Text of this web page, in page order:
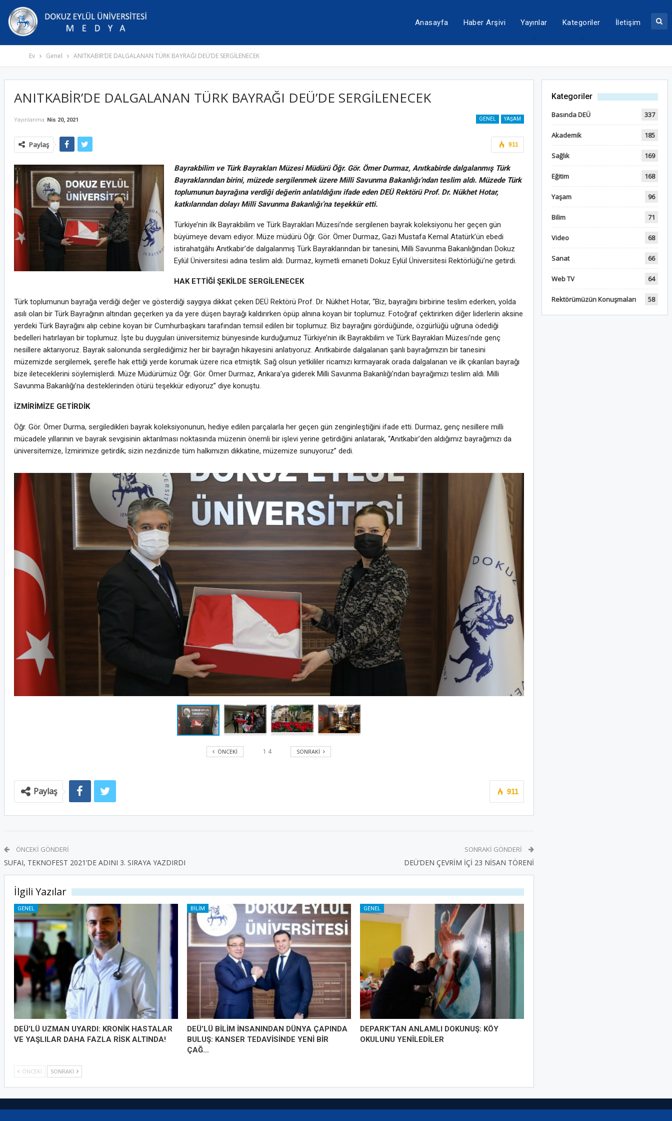
Anasayfa Haber Arşivi Yayınlar Kategoriler İletişim
Ev Genel ANITKABİR’DE DALGALANAN TÜRK BAYRAĞI DEÜ’DE SERGİLENECEK
ANITKABİR’DE DALGALANAN TÜRK BAYRAĞI DEÜ’DE SERGİLENECEK
GENEL YAŞAM
Yayınlanma Nis 20, 2021
911
Paylaş
Bayrakbilim ve Türk Bayrakları Müzesi Müdürü Öğr. Gör. Ömer Durmaz, Anıtkabirde dalgalanmış Türk
Bayraklarından birini, müzede sergilenmek üzere Milli Savunma Bakanlığı’ndan teslim aldı. Müzede Türk
toplumunun bayrağına verdiği değerin anlatıldığını ifade eden DEÜ Rektörü Prof. Dr. Nükhet Hotar,
katkılarından dolayı Milli Savunma Bakanlığı’na teşekkür etti.
Türkiye’nin ilk Bayrakbilim ve Türk Bayrakları Müzesi’nde sergilenen bayrak koleksiyonu her geçen gün
büyümeye devam ediyor. Müze müdürü Öğr. Gör. Ömer Durmaz, Gazi Mustafa Kemal Atatürk’ün ebedi
istirahatgâhı Anıtkabir’de dalgalanmış Türk Bayraklarından bir tanesini, Milli Savunma Bakanlığından Dokuz
Eylül Üniversitesi adına teslim aldı. Durmaz, kıymetli emaneti Dokuz Eylül Üniversitesi Rektörlüğü’ne getirdi.
HAK ETTİĞİ ŞEKİLDE SERGİLENECEK
Türk toplumunun bayrağa verdiği değer ve gösterdiği saygıya dikkat çeken DEÜ Rektörü Prof. Dr. Nükhet Hotar, “Biz, bayrağını birbirine teslim ederken, yolda
asılı olan bir Türk Bayrağının altından geçerken ya da yere düşen bayrağı kaldırırken öpüp alnına koyan bir toplumuz. Fotoğraf çektirirken diğer liderlerin aksine
yerdeki Türk Bayrağını alıp cebine koyan bir Cumhurbaşkanı tarafından temsil edilen bir toplumuz. Biz bayrağını gördüğünde, özgürlüğü uğruna ödediği
bedelleri hatırlayan bir toplumuz. İşte bu duyguları üniversitemiz bünyesinde kurduğumuz Türkiye’nin ilk Bayrakbilim ve Türk Bayrakları Müzesi’nde genç
nesillere aktarıyoruz. Bayrak salonunda sergilediğimiz her bir bayrağın hikayesini anlatıyoruz. Anıtkabirde dalgalanan şanlı bayrağımızın bir tanesini
müzemizde sergilemek, şerefle hak ettiği yerde korumak üzere rica etmiştik. Sağ olsun yetkililer ricamızı kırmayarak orada dalgalanan ve ilk çıkarılan bayrağı
bize ileteceklerini söylemişlerdi. Müze Müdürümüz Öğr. Gör. Ömer Durmaz, Ankara’ya giderek Milli Savunma Bakanlığı’ndan bayrağımızı teslim aldı. Milli
Savunma Bakanlığı’na desteklerinden ötürü teşekkür ediyoruz” diye konuştu.
İZMİRİMİZE GETİRDİK
Öğr. Gör. Ömer Durma, sergiledikleri bayrak koleksiyonunun, hediye edilen parçalarla her geçen gün zenginleştiğini ifade etti. Durmaz, genç nesillere milli
mücadele yıllarının ve bayrak sevgisinin aktarılması noktasında müzenin önemli bir işlevi yerine getirdiğini anlatarak, “Anıtkabir’den aldığımız bayrağımızı da
üniversitemize, İzmirimize getirdik; sizin nezdinizde tüm halkımızın dikkatine, müzemize sunuyoruz” dedi.
ÖNCEKI 1 4 SONRAKI
911
Paylaş
ÖNCEKI GÖNDERI
SUFAI, TEKNOFEST 2021’DE ADINI 3. SIRAYA YAZDIRDI
SONRAKI GÖNDERI
DEÜ’DEN ÇEVRİM İÇİ 23 NİSAN TÖRENİ
İlgili Yazılar
GENEL
DEÜ’LÜ UZMAN UYARDI: KRONİK HASTALAR
VE YAŞLILAR DAHA FAZLA RİSK ALTINDA!
BILIM
DEÜ’LÜ BİLİM İNSANINDAN DÜNYA ÇAPINDA
BULUŞ: KANSER TEDAVİSİNDE YENİ BİR
ÇAĞ…
GENEL
DEPARK’TAN ANLAMLI DOKUNUŞ: KÖY
OKULUNU YENİLEDİLER
ÖNCEKI SONRAKI
Kategoriler
Basında DEÜ 337
Akademik 185
Sağlık 169
Eğitim 168
Yaşam 96
Bilim 71
Video 68
Sanat 66
Web TV 64
Rektörümüzün Konuşmaları 58